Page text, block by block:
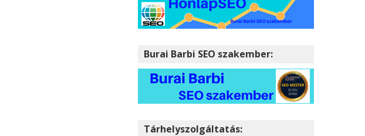
Burai Barbi SEO szakember:
Tárhelyszolgáltatás: